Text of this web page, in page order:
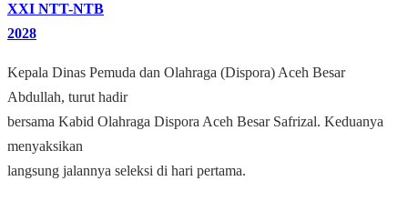
XXI NTT-NTB
2028
Kepala Dinas Pemuda dan Olahraga (Dispora) Aceh Besar
Abdullah, turut hadir
bersama Kabid Olahraga Dispora Aceh Besar Safrizal. Keduanya
menyaksikan
langsung jalannya seleksi di hari pertama.